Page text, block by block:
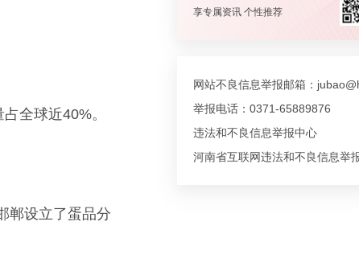
全球近40%。
郸设立了蛋品分
享专属资讯 个性推荐
网站不良信息举报邮箱：
举报电话：0371-65889876
违法和不良信息举报中心
河南省互联网违法和不良信息举